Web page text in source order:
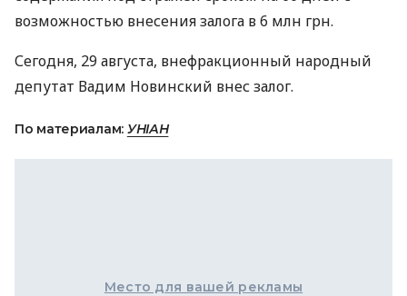
возможностью внесения залога в 6 млн грн.
Сегодня, 29 августа, внефракционный народный
депутат Вадим Новинский внес залог.
По материалам: УНІАН
Место для вашей рекламы